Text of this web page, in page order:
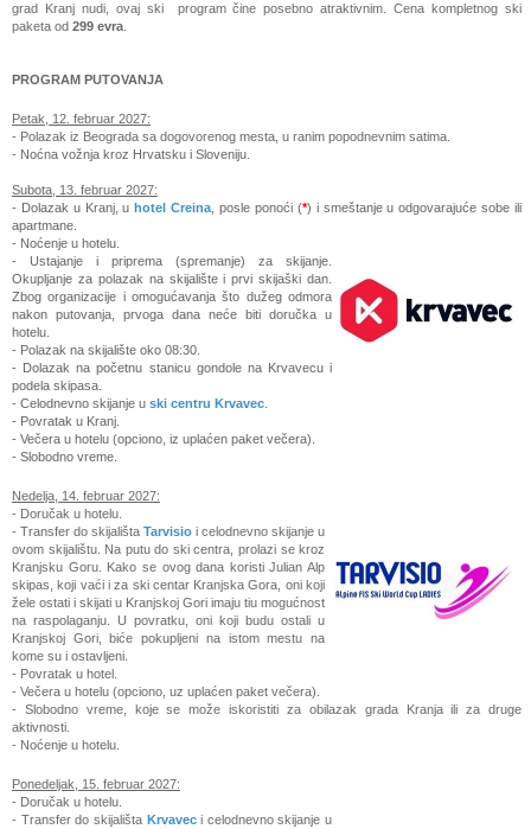
grad Kranj nudi, ovaj ski program čine posebno atraktivnim. Cena kompletnog ski
paketa od 299 evra
PROGRAM PUTOVANJA
Petak, 12. februar 2027:
- Polazak iz Beograda sa dogovorenog mesta, u ranim popodnevnim satima.
- Noćna vožnja kroz Hrvatsku i Sloveniju.
Subota, 13. februar 2027:
- Dolazak u Kranj, uhotel Creina , posle ponoći (*) i smeštanje u odgovarajuće sobe ili
apartmane.
- Noćenje u hotelu.
- Ustajanje i priprema (spremanje) za skijanje.
Okupljanje za polazak na skijalište i prvi skijaški dan.
Zbog organizacije i omogućavanja što dužeg odmora
nakon putovanja, prvoga dana neće biti doručka u
hotelu.
- Polazak na skijalište oko 08:30.
- Dolazak na početnu stanicu gondole na Krvavecu i
podela skipasa.
- Celodnevno skijanje u ski centru Krvavec
- Povratak u Kranj.
- Večera u hotelu (opciono, iz uplaćen paket večera).
- Slobodno vreme.
Nedelja, 14. februar 2027:
- Doručak u hotelu.
- Transfer do skijališta Tarvisio i celodnevno skijanje u
ovom skijalištu. Na putu do ski centra, prolazi se kroz
Kranjsku Goru. Kako se ovog dana koristi Julian Alp
skipas, koji vaći i za ski centar Kranjska Gora, oni koji
žele ostati i skijati u Kranjskoj Gori imaju tiu mogućnost
na raspolaganju. U povratku, oni koji budu ostali u
Kranjskoj Gori, biće pokupljeni na istom mestu na
kome su i ostavljeni.
- Povratak u hotel.
- Večera u hotelu (opciono, uz uplaćen paket večera).
- Slobodno vreme, koje se može iskoristiti za obilazak grada Kranja ili za druge
aktivnosti.
- Noćenje u hotelu.
Ponedeljak, 15. februar 2027:
- Doručak u hotelu.
- Transfer do skijališta Krvavec i celodnevno skijanje u